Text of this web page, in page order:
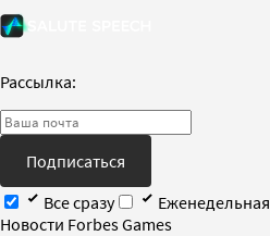
Рассылка:
Подписаться
Все сразу
Еженедельная
Новости Forbes Games